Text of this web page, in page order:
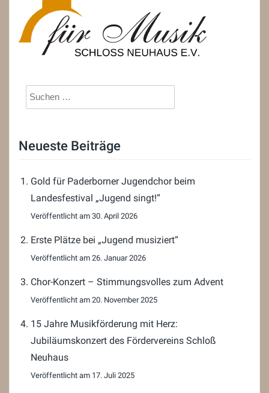
Suchen
nach:
Neueste Beiträge
Gold für Paderborner Jugendchor beim
Landesfestival „Jugend singt!“
30. April 2026
Erste Plätze bei „Jugend musiziert“
26. Januar 2026
Chor-Konzert – Stimmungsvolles zum Advent
20. November 2025
15 Jahre Musikförderung mit Herz:
Jubiläumskonzert des Fördervereins Schloß
Neuhaus
17. Juli 2025